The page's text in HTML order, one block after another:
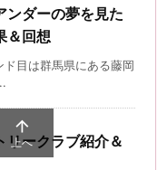
ンダーの夢を見た
＆回想
目は群馬県にある藤岡
リークラブ紹介＆

上へ